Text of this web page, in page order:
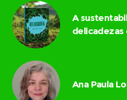
A
Ana Paula